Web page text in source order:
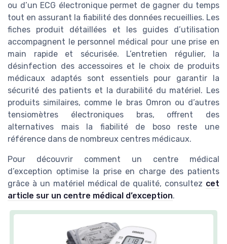
ou d’un ECG électronique permet de gagner du temps
tout en assurant la fiabilité des données recueillies. Les
fiches produit détaillées et les guides d’utilisation
accompagnent le personnel médical pour une prise en
main rapide et sécurisée. L’entretien régulier, la
désinfection des accessoires et le choix de produits
médicaux adaptés sont essentiels pour garantir la
sécurité des patients et la durabilité du matériel. Les
produits similaires, comme le bras Omron ou d’autres
tensiomètres électroniques bras, offrent des
alternatives mais la fiabilité de boso reste une
référence dans de nombreux centres médicaux.
Pour découvrir comment un centre médical
d’exception optimise la prise en charge des patients
grâce à un matériel médical de qualité, consultez cet
article sur un centre médical d’exception.